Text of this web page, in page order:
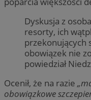
Dyskusja z
resorty, ich
przekonujących
obowiązek nie
powiedział
Ocenił, że na razie
obowiązkowe